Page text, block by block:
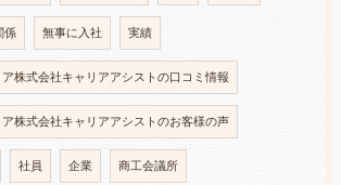
係 無事に入社 実績
株式会社キャリアアシストの口コミ情報
株式会社キャリアアシストのお客様の声
社員 企業 商工会議所